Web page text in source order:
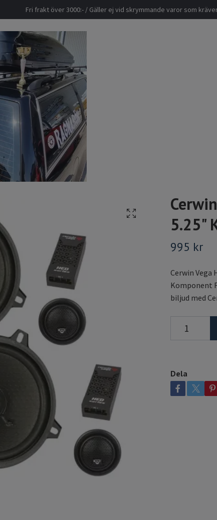
Fri frakt över 3000:- / Gäller ej vid skrymmande varor som
5.25"
995 kr
Cerwin Vega
Komponent
biljud med
Dela